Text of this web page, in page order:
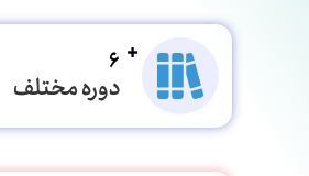
6
دوره مختلف